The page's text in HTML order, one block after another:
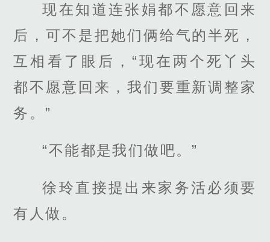
现在知道连张娟都不愿意回来
后，可不是把她们俩给气的半死，
互相看了眼后，“现在两个死丫头
都不愿意回来，我们要重新调整家
务。”
“不能都是我们做吧。”
徐玲直接提出来家务活必须要
有人做。